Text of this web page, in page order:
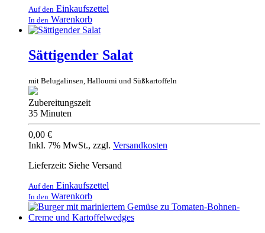
Auf den Einkaufszettel
In den Warenkorb
Sättigender Salat
mit Belugalinsen, Halloumi und Süßkartoffeln
Zubereitungszeit
35 Minuten
0,00 €
Inkl. 7% MwSt., zzgl. Versandkosten
Lieferzeit: Siehe Versand
Auf den Einkaufszettel
In den Warenkorb